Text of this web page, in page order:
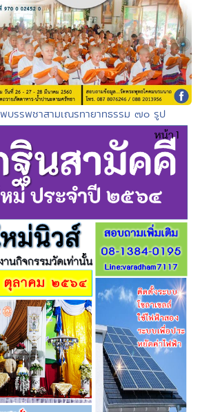
บรรพชาสามเณรทายาทธรรม ๗๐ รูป